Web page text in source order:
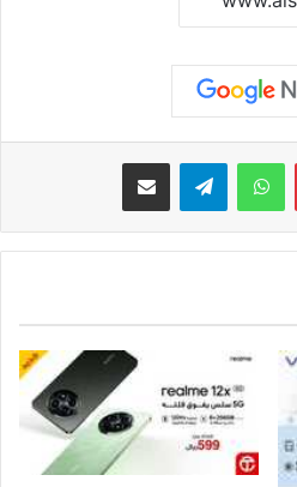
بينتيريستواتساب تيلقرام مشاركة عبر البريد